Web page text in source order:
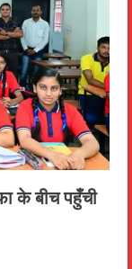
के बीच पहुँची